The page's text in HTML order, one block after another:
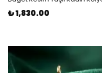
₺ 1,830.00